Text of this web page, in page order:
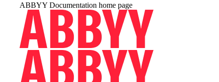
ABBYY Documentation home page